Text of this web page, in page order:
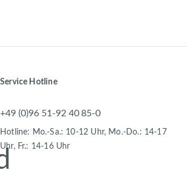
Service Hotline
+49 (0)96 51-92 40 85-0
Hotline: Mo.-Sa.: 10-12 Uhr, Mo.-Do.: 14-17
Uhr, Fr.: 14-16 Uhr